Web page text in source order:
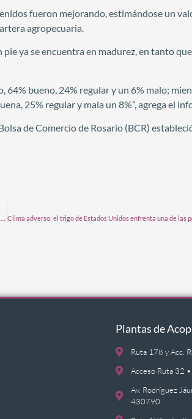
fueron mejorando, estimándose un
agropecuaria.
ya se encuentra en madurez, en tanto
64% bueno, 24% regular y un 6% malo;
25% regular y mala un 8%”, agrega el
de Comercio de Rosario (BCR)
Plantas de
Ruta 178 y Acc.
Acceso Ruta 32
Av. Rodríguez
430790